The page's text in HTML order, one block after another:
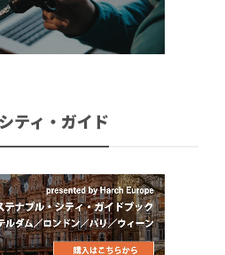
ティ・ガイド